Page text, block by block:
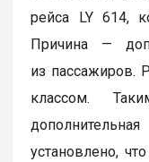
рейса LY 614,
Причина —
из пассажиров.
классом.
установлено,